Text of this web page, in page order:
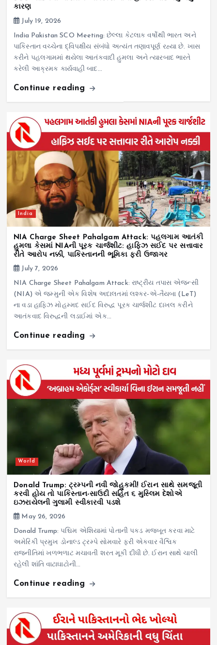
કારણ
July 19, 2026
India Pakistan SCO Meeting: છેલ્લા કેટલાક વર્ષોથી ભારત અને
પાકિસ્તાન વચ્ચેના દ્વિપક્ષીય સંબંધો અત્યંત તણાવપૂર્ણ રહ્યા છે. ખાસ
કરીને પહલગામમાં થયેલા આતંકવાદી હુમલા અને ત્યારબાદ ભારતે
કરેલી આક્રમક કાર્યવાહી બાદ…
Continue reading
India
NIA Charge Sheet Pahalgam Attack: પહલગામ આતંકી
હુમલા કેસમાં NIAની પૂરક ચાર્જશીટ: હાફિઝ સઈદ પર સત્તાવાર
રીતે આરોપ નક્કી, પાકિસ્તાનની ભૂમિકા ફરી ઉજાગર
July 7, 2026
NIA Charge Sheet Pahalgam Attack: રાષ્ટ્રીય તપાસ એજન્સી
(NIA) એ જમ્મુની એક વિશેષ અદાલતમાં લશ્કર-એ-તૈયબા (LeT)
ના વડા હાફિઝ મોહમ્મદ સઈદ વિરુદ્ધ પૂરક ચાર્જશીટ દાખલ કરીને
આતંકવાદ વિરુદ્ધની લડાઈમાં એક…
Continue reading
World
Donald Trump: ટ્રમ્પની નવી જોહુકમી! ઈરાન સાથે સમજૂતી
કરવી હોય તો પાકિસ્તાન-સાઉદી સહિત ૬ મુસ્લિમ દેશોએ
ઇઝરાયેલની ગુલામી સ્વીકારવી પડશે
May 26, 2026
Donald Trump: પશ્ચિમ એશિયામાં પોતાની પકડ મજબૂત કરવા માટે
અમેરિકી પ્રમુખ ડોનાલ્ડ ટ્રમ્પે સોમવારે ફરી એકવાર વૈશ્વિક
રાજનીતિમાં ખળભળાટ મચાવતી શરત મૂકી દીધી છે. ઈરાન સાથે ચાલી
રહેલી શાંતિ વાટાઘાટોની…
Continue reading